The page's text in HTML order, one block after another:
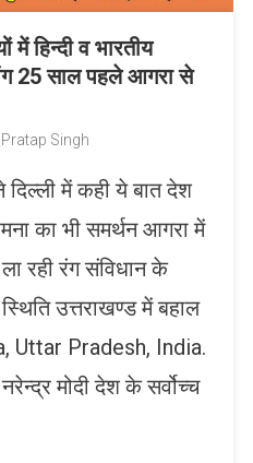
में हिन्दी व भारतीय
25 साल पहले आगरा से
Singh
दिल्ली में कही ये बात देश
का भी समर्थन आगरा में
रही रंग संविधान के
उत्तराखण्ड में बहाल
Uttar Pradesh, India.
मोदी देश के सर्वोच्च